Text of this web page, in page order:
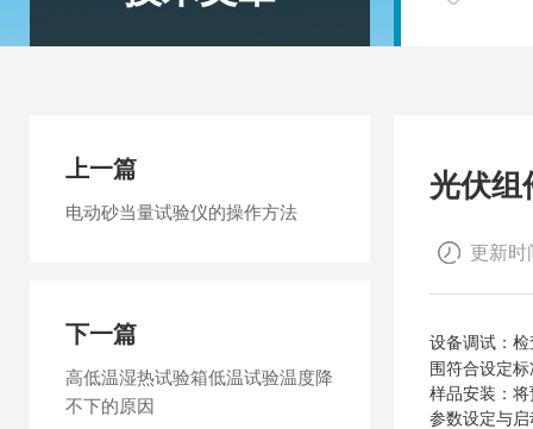
光伏组
更新时
设备调试 ：
围符合设定
样品安装 ：
参数设定与启
上一篇
电动砂当量试验仪的操作方法
下一篇
高低温湿热试验箱低温试验温度降
不下的原因